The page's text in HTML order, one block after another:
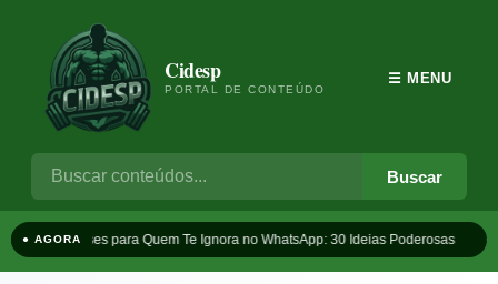
Cidesp
PORTAL DE CONTEÚDO
Buscar
☰ MENU
● AGORAFrases para Quem Te Ignora no WhatsApp: 30 Ideias Poderosas